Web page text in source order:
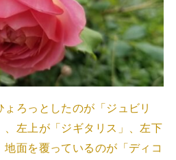
ろっとしたのが「ジュビリ
、左上が「ジギタリス」、左下
面を覆っているのが「ディコ